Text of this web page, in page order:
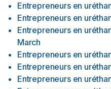
Entrepreneurs en
Entrepreneurs en
Entrepreneurs en
March
Entrepreneurs en
Entrepreneurs en
Entrepreneurs en